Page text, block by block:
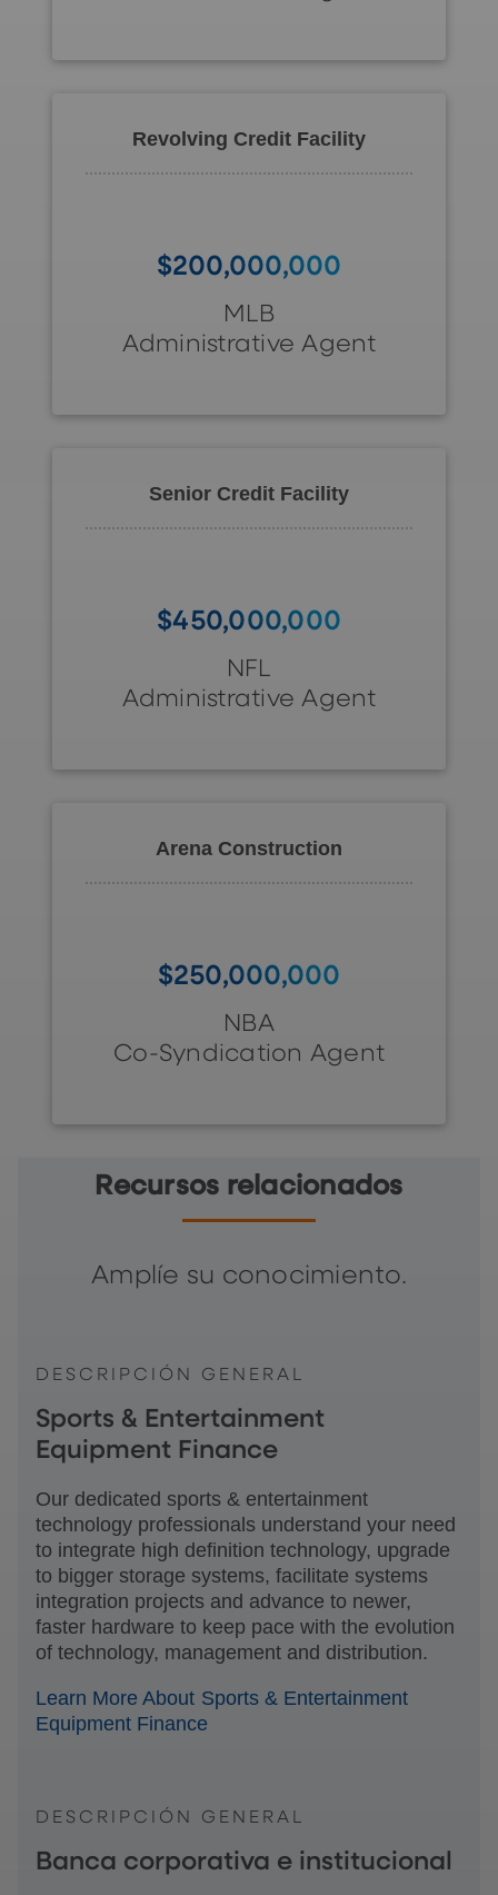
Revolving Credit Facility
$200,000,000
MLB
Administrative Agent
Senior Credit Facility
$450,000,000
NFL
Administrative Agent
Arena Construction
$250,000,000
NBA
Co-Syndication Agent
Recursos relacionados
Amplíe su conocimiento.
DESCRIPCIÓN GENERAL
Sports & Entertainment
Equipment Finance
Our dedicated sports & entertainment
technology professionals understand your need
to integrate high definition technology, upgrade
to bigger storage systems, facilitate systems
integration projects and advance to newer,
faster hardware to keep pace with the evolution
of technology, management and distribution.
Learn More About Sports & Entertainment
Equipment Finance
DESCRIPCIÓN GENERAL
Banca corporativa e institucional